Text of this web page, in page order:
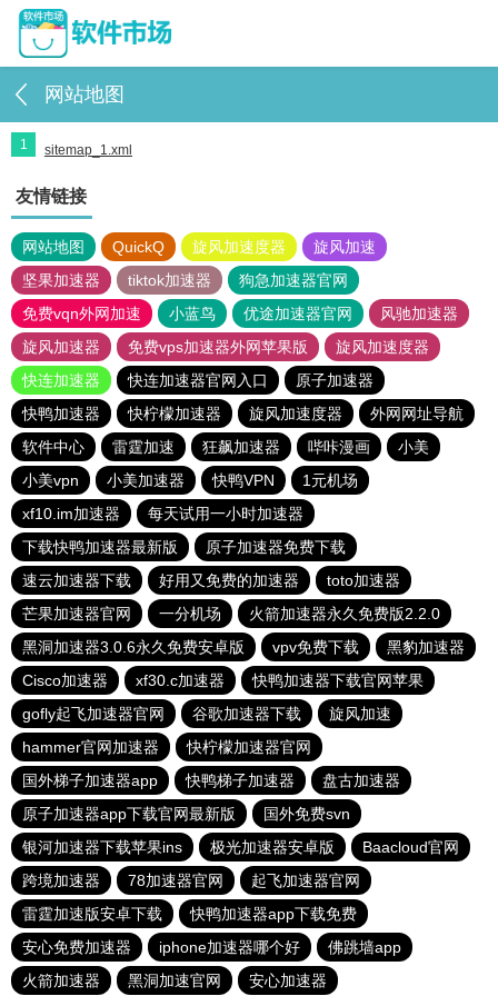
网站地图
1 sitemap_1.xml
友情链接
网站地图 QuickQ 旋风加速度器
旋风加速
坚果加速器
tiktok加速器
狗急加速器官网
免费vqn外网加速
小蓝鸟 优途加速器官网
风驰加速器
旋风加速器
免费vps加速器外网苹果版
旋风加速度器
快连加速器
快连加速器官网入口
原子加速器
快鸭加速器
快柠檬加速器 旋风加速度器
外网网址导航
软件中心
雷霆加速 狂飙加速器 哔咔漫画
小美
小美vpn
小美加速器 快鸭VPN
1元机场
xf10.im加速器
每天试用一小时加速器
下载快鸭加速器最新版
原子加速器免费下载
速云加速器下载
好用又免费的加速器
toto加速器
芒果加速器官网
一分机场
火箭加速器永久免费版2.2.0
黑洞加速器3.0.6永久免费安卓版
vpv免费下载
黑豹加速器
Cisco加速器
xf30.c加速器
快鸭加速器下载官网苹果
gofly起飞加速器官网
谷歌加速器下载
旋风加速
hammer官网加速器
快柠檬加速器官网
国外梯子加速器app
快鸭梯子加速器
盘古加速器
原子加速器app下载官网最新版
国外免费svn
银河加速器下载苹果ins
极光加速器安卓版
Baacloud官网
跨境加速器
78加速器官网
起飞加速器官网
雷霆加速版安卓下载
快鸭加速器app下载免费
安心免费加速器
iphone加速器哪个好
佛跳墙app
火箭加速器
黑洞加速官网 安心加速器